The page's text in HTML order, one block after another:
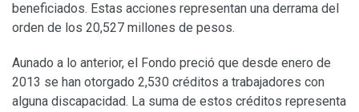
beneficiados. Estas acciones representan una derrama del
orden de los 20,527 millones de pesos.
Aunado a lo anterior, el Fondo preció que desde enero de
2013 se han otorgado 2,530 créditos a trabajadores con
alguna discapacidad. La suma de estos créditos representa